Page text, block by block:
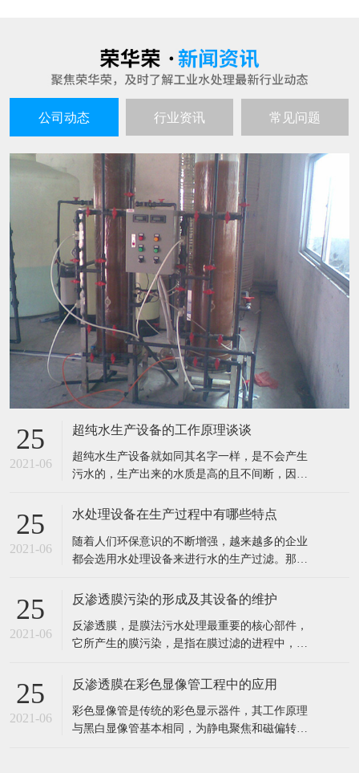
25
2021-06
超纯水生产设备的工作原理谈谈
超纯水生产设备就如同其名字一样，是不会产生
污水的，生产出来的水质是高的且不间断，因此
也就深受到企业者的喜爱，超纯水生产的设备主
要也是用在水处理和电子工业以及实验室呀等行
业中的。 超纯水生产设备的工作原理： 超纯水生
产设备的工作过程通过交换羟基离子或氢氧根离
子去除不想要的离子，然后将这些
25
2021-06
水处理设备在生产过程中有哪些特点
随着人们环保意识的不断增强，越来越多的企业
都会选用水处理设备来进行水的生产过滤。那
么，这种设备具有哪些特点呢? 1、成本投入少，
出水水质好。 2、工业食品超纯水设备多采用多
介质过滤器、活性炭过滤器作及保安过滤器作为
预处理，能有效去除原水中的悬浮物、胶体、泥
沙、异味等杂质，处理后的水能能
25
2021-06
反渗透膜污染的形成及其设备的维护
反渗透膜，是膜法污水处理最重要的核心部件，
它所产生的膜污染，是指在膜过滤的进程中，水
让膜孔径变小或者是阻塞。反渗透膜作为深圳反
渗透设备的核心部件，咱们来看看反渗透膜污染
的要素、损害。 1、反渗透体系污染 反渗透体系
的污染通常指体系进水中所含的无
25
2021-06
反渗透膜在彩色显像管工程中的应用
彩色显像管是传统的彩色显示器件，其工作原理
与黑白显像管基本相同，为静电聚焦和磁偏转方
开始我国彩管产量的持续增长，彩管工厂已成了
我国排污的大户之一。与电子工业其它领域一
样，彩管的生产同样需要纯度高、需量大的纯
水，而经过彩管制造车间使用的纯水，排出时都
在线留言